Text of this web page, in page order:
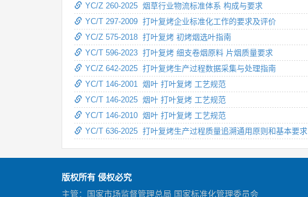
YC/Z 260-2025 烟草行业物流标准体系 构成与要求
YC/T 297-2009 打叶复烤企业标准化工作的要求及评价
YC/Z 575-2018 打叶复烤 初烤烟选叶指南
YC/T 596-2023 打叶复烤 细支卷烟原料 片烟质量要求
YC/Z 642-2025 打叶复烤生产过程数据采集与处理指南
YC/T 146-2001 烟叶 打叶复烤 工艺规范
YC/T 146-2025 烟叶 打叶复烤 工艺规范
YC/T 146-2010 烟叶 打叶复烤 工艺规范
YC/T 636-2025 打叶复烤生产过程质量追溯通用原则和基本要求
版权所有 侵权必究
主管：国家市场监督管理总局 国家标准化管理委员会